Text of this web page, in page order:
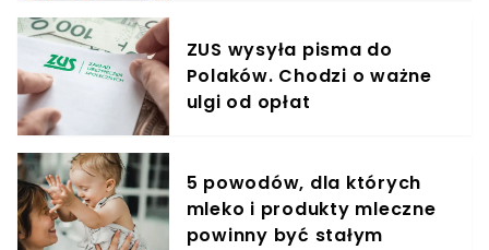
ZUS wysyła pisma do
Polaków. Chodzi o ważne
ulgi od opłat
5 powodów, dla których
mleko i produkty mleczne
powinny być stałym